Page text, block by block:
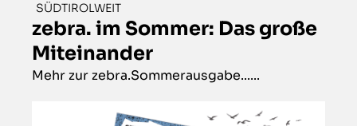
SÜDTIROLWEIT
zebra. im Sommer: Das große
Miteinander
Mehr zur zebra.Sommerausgabe......